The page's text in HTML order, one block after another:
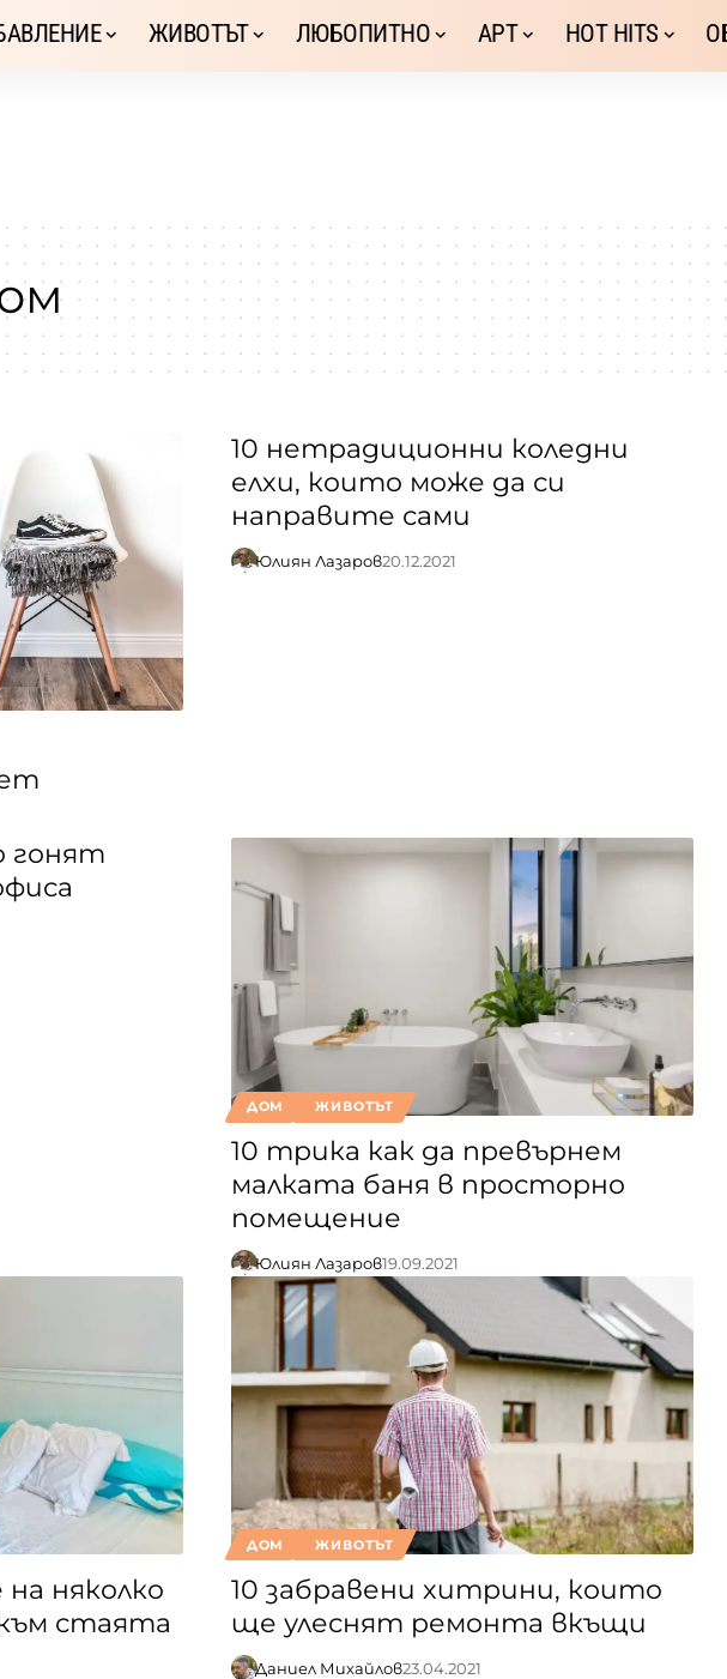
ЖИВОТЪТ ЛЮБОПИТНО АРТ HOT HITS
10 нетрадиционни коледни
елхи, които може да си
направите сами
Юлиян Лазаров20.12.2021
гонят
ДОМ ЖИВОТЪТ
10 трика как да превърнем
малката баня в просторно
помещение
Юлиян Лазаров19.09.2021
на няколко
стаята
ДОМ ЖИВОТЪТ
10 забравени хитрини, които
ще улеснят ремонта вкъщи
Даниел Михайлов23.04.2021